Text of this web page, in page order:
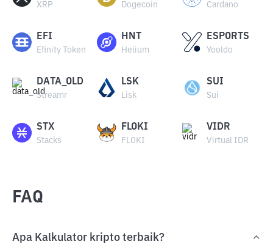
XRP Dogecoin Cardano
EFI
Efinity Token
HNT
Helium
ESPORTS
Yooldo
DATA_OLD
Streamr
LSK
Lisk
SUI
Sui
STX
Stacks
FLOKI
FLOKI
VIDR
Virtual IDR
FAQ
Apa Kalkulator kripto terbaik?